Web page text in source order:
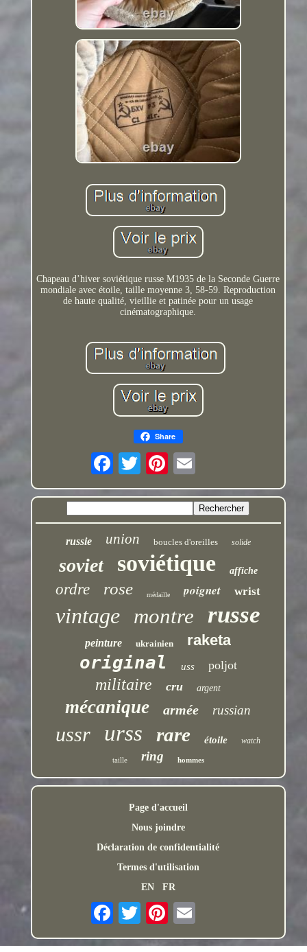
Chapeau d’hiver soviétique russe M1935 de la Seconde Guerre
mondiale avec étoile, taille moyenne 3, 58-59. Reproduction
de haute qualité, vieillie et patinée pour un usage
cinématographique.
Share
russie union boucles d'oreilles solide
soviet soviétique affiche
ordre rose médaille poignet wrist
vintage montre russe
peinture ukrainien raketa
original uss poljot
militaire cru argent
mécanique armée russian
ussr urss rare étoile watch
taille ring hommes
Page d'accueil
Nous joindre
Déclaration de confidentialité
Termes d'utilisation
EN
FR